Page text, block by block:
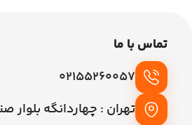
تماس با ما
02155260057
تهران : چهاردانگه بلوار